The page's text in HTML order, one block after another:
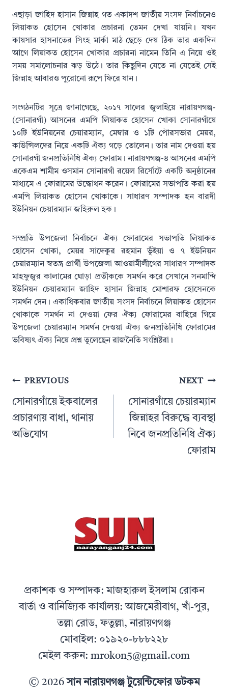
এছাড়া জাহিদ হাসান জিন্নাহ গত একাদশ জাতীয় সংসদ নির্বাচনেও
লিয়াকত হোসেন খোকার প্রচারনা তেমন দেখা যায়নি। যখন
কায়সার হাসনাতের সিংহ মার্কা মাঠ ছেড়ে দেয় ঠিক তার একদিন
আগে লিয়াকত হোসেন খোকার প্রচারনা নামেন তিনি এ নিয়ে ওই
সময় সমালোচনার ঝড় উঠে। তার কিছুদিন যেতে না যেতেই সেই
জিন্নাহ আবারও পুরোনো রূপে ফিরে যান।
সংগঠনটির সূত্রে জানাগেছে, ২০১৭ সালের জুলাইয়ে নারায়ণগঞ্জ-
(সোনারগাঁ) আসনের এমপি লিয়াকত হোসেন খোকা সোনারগাঁয়ে
১০টি ইউনিয়নের চেয়ারম্যান, মেম্বার ও ১টি পৌরসভার মেয়র,
কাউন্সিলদের নিয়ে একটি ঐক্য গড়ে তোলেন। তার নাম দেওয়া হয়
সোনারগাঁ জনপ্রতিনিধি ঐক্য ফোরাম। নারায়ণগঞ্জ-৪ আসনের এমপি
একেএম শামীম ওসমান সোনারগাঁ রয়েল রির্সোটে একটি অনুষ্ঠানের
মাধ্যমে এ ফোরামের উদ্ধোধন করেন। ফোরামের সভাপতি করা হয়
এমপি লিয়াকত হোসেন খোকাকে। সাধারণ সম্পাদক হন বারদী
ইউনিয়ন চেয়ারম্যান জহিরুল হক।
সম্প্রতি উপজেলা নির্বাচনে ঐক্য ফোরামের সভাপতি লিয়াকত
হোসেন খোকা, মেয়র সাদেকুর রহমান ভূঁইয়া ও ৭ ইউনিয়ন
চেয়ারম্যান স্বতন্ত্র প্রার্থী উপজেলা আওয়ামীলীগের সাধারণ সম্পাদক
মাহফুজুর কালামের ঘোড়া প্রতীককে সমর্থন করে সেখানে সনমান্দি
ইউনিয়ন চেয়ারম্যান জাহিদ হাসান জিন্নাহ মোশারফ হোসেনকে
সমর্থন দেন। একাধিকবার জাতীয় সংসদ নির্বাচনে লিয়াকত হোসেন
খোকাকে সমর্থন না দেওয়া ফের ঐক্য ফোরামের বাহিরে গিয়ে
উপজেলা চেয়ারম্যান সমর্থন দেওয়া ঐক্য জনপ্রতিনিধি ফোরামের
ভবিষ্যৎ ঐক্য নিয়ে প্রশ্ন তুলেছেন রাজনৈতি সংশ্লিষ্টরা।
PostPREVIOUS
সোনারগাঁয়ে ইকবালের
প্রচারণায় বাধা, থানায়
অভিযোগ
NEXT
সোনারগাঁয়ে চেয়ারম্যান
জিন্নাহর বিরুদ্ধে ব্যবস্থা
নিবে জনপ্রতিনিধি ঐক্য
ফোরাম
প্রকাশক ও সম্পাদক: মাজহারুল ইসলাম রোকন
বার্তা ও বানিজ্যিক কার্যালয়: আজমেরীবাগ, খাঁ-পুর,
তল্লা রোড, ফতুল্লা, নারায়ণগঞ্জ
মোবাইল: ০১৯২০-৮৮৮২২৮
মেইল করুন: mrokon5@gmail.com
© 2026 সান নারায়ণগঞ্জ টুয়েন্টিফোর ডটকম